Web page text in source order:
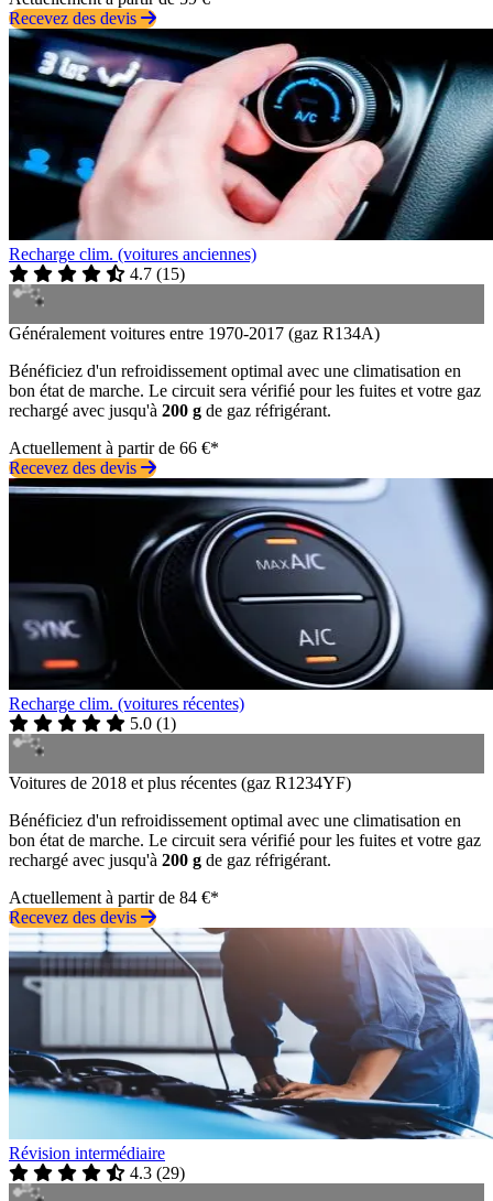
Recevez des devis
Recharge clim. (voitures anciennes)
4.7 (15)
Généralement voitures entre 1970-2017 (gaz R134A)
Bénéficiez d'un refroidissement optimal avec une climatisation en
bon état de marche. Le circuit sera vérifié pour les fuites et votre gaz
rechargé avec jusqu'à 200 g de gaz réfrigérant.
Actuellement à partir de 66 €*
Recevez des devis
Recharge clim. (voitures récentes)
5.0 (1)
Voitures de 2018 et plus récentes (gaz R1234YF)
Bénéficiez d'un refroidissement optimal avec une climatisation en
bon état de marche. Le circuit sera vérifié pour les fuites et votre gaz
rechargé avec jusqu'à 200 g de gaz réfrigérant.
Actuellement à partir de 84 €*
Recevez des devis
Révision intermédiaire
4.3 (29)